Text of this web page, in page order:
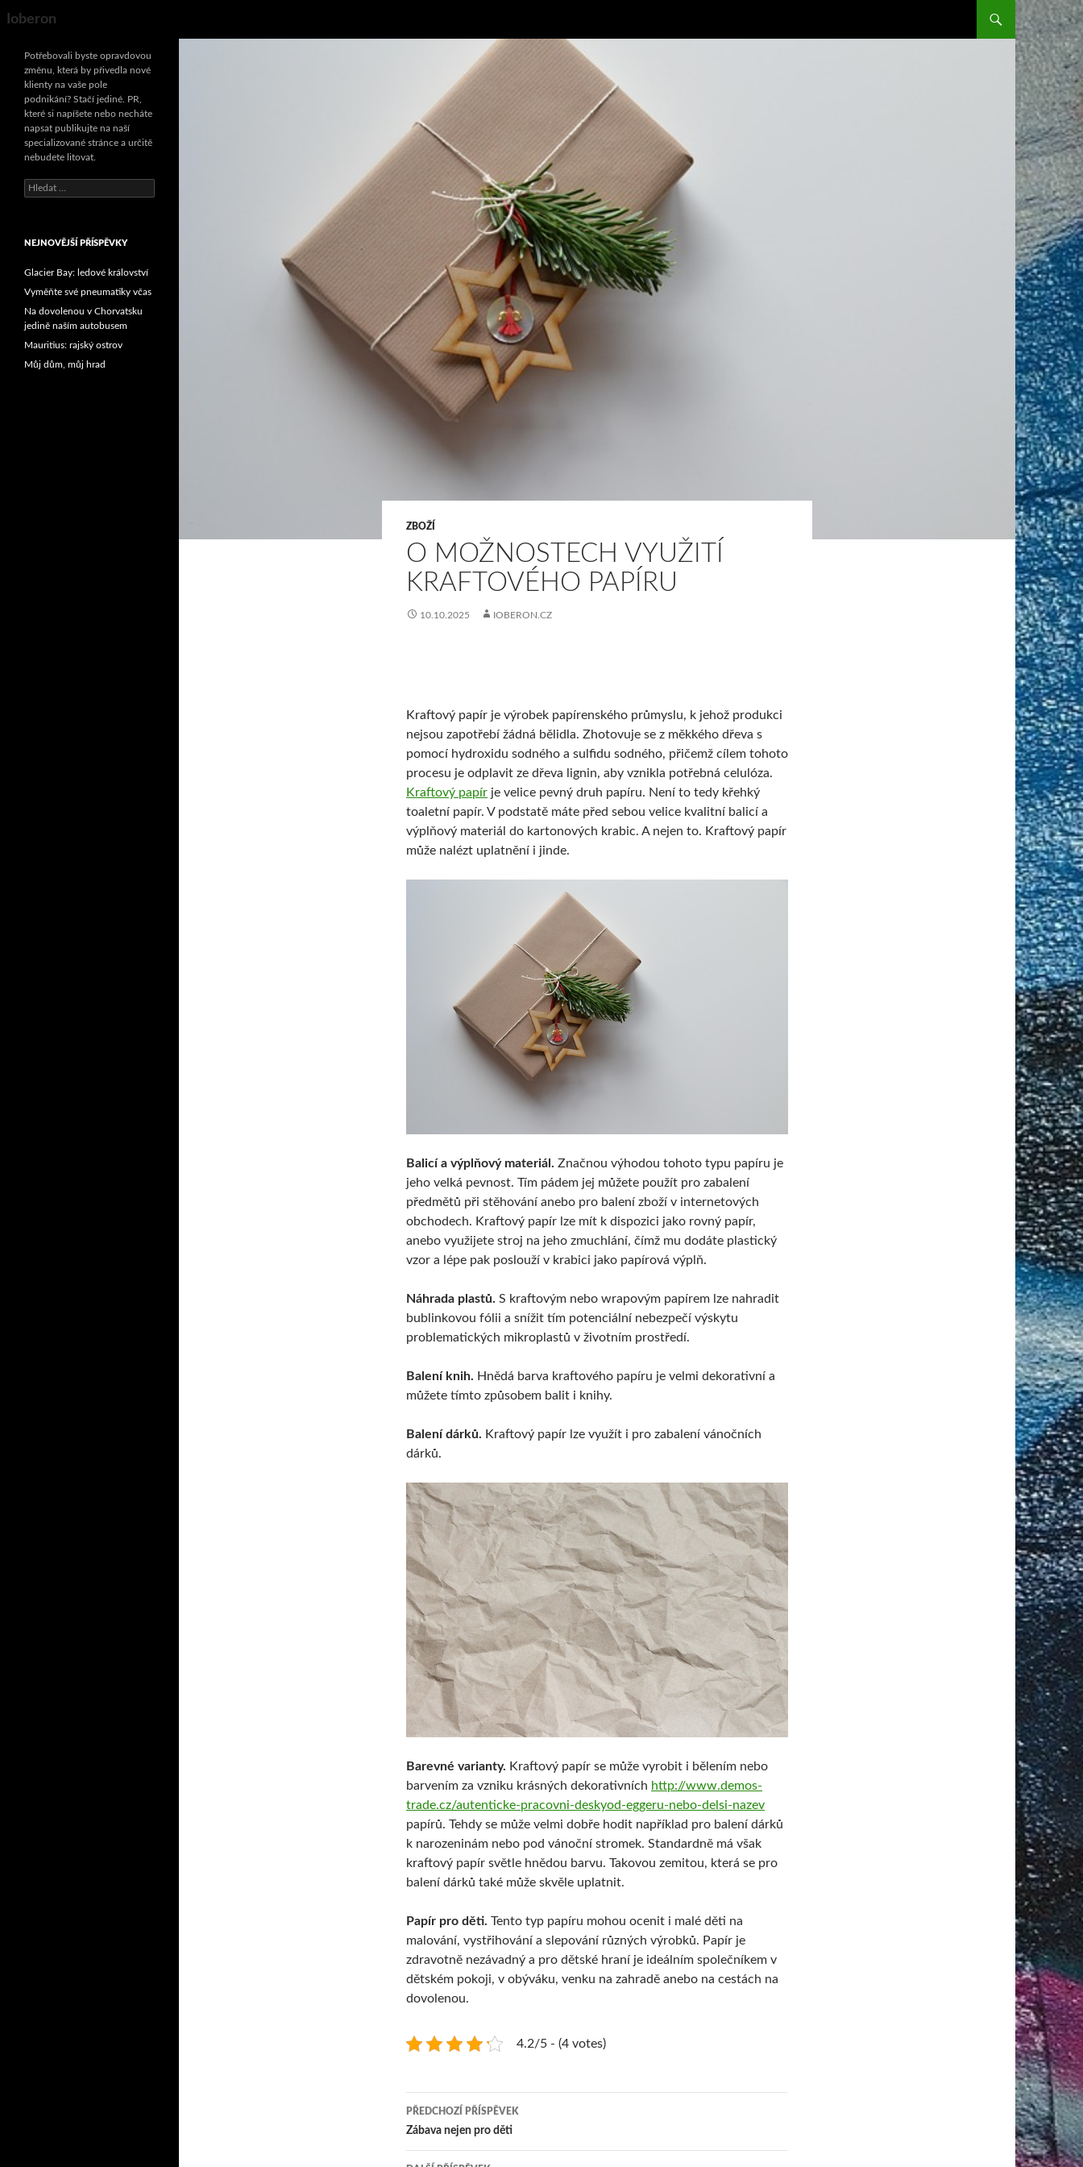
Ioberon
SKIP TO CONTENT
ZBOŽÍ
O MOŽNOSTECH VYUŽITÍ
KRAFTOVÉHO PAPÍRU
10.10.2025 IOBERON.CZ
Kraftový papír je výrobek papírenského průmyslu, k jehož produkci
nejsou zapotřebí žádná bělidla. Zhotovuje se z měkkého dřeva s
pomocí hydroxidu sodného a sulfidu sodného, přičemž cílem tohoto
procesu je odplavit ze dřeva lignin, aby vznikla potřebná celulóza.
Kraftový papír je velice pevný druh papíru. Není to tedy křehký
toaletní papír. V podstatě máte před sebou velice kvalitní balicí a
výplňový materiál do kartonových krabic. A nejen to. Kraftový papír
může nalézt uplatnění i jinde.
Balicí a výplňový materiál. Značnou výhodou tohoto typu papíru je
jeho velká pevnost. Tím pádem jej můžete použít pro zabalení
předmětů při stěhování anebo pro balení zboží v internetových
obchodech. Kraftový papír lze mít k dispozici jako rovný papír,
anebo využijete stroj na jeho zmuchlání, čímž mu dodáte plastický
vzor a lépe pak poslouží v krabici jako papírová výplň.
Náhrada plastů. S kraftovým nebo wrapovým papírem lze nahradit
bublinkovou fólii a snížit tím potenciální nebezpečí výskytu
problematických mikroplastů v životním prostředí.
Balení knih. Hnědá barva kraftového papíru je velmi dekorativní a
můžete tímto způsobem balit i knihy.
Balení dárků. Kraftový papír lze využít i pro zabalení vánočních
dárků.
Barevné varianty. Kraftový papír se může vyrobit i bělením nebo
barvením za vzniku krásných dekorativních http://www.demos-
trade.cz/autenticke-pracovni-deskyod-eggeru-nebo-delsi-nazev
papírů. Tehdy se může velmi dobře hodit například pro balení dárků
k narozeninám nebo pod vánoční stromek. Standardně má však
kraftový papír světle hnědou barvu. Takovou zemitou, která se pro
balení dárků také může skvěle uplatnit.
Papír pro děti. Tento typ papíru mohou ocenit i malé děti na
malování, vystřihování a slepování různých výrobků. Papír je
zdravotně nezávadný a pro dětské hraní je ideálním společníkem v
dětském pokoji, v obýváku, venku na zahradě anebo na cestách na
dovolenou.
4.2/5 - (4 votes)
Navigace
pro
příspěvky
PŘEDCHOZÍ PŘÍSPĚVEK
Zábava nejen pro děti
Potřebovali byste opravdovou
změnu, která by přivedla nové
klienty na vaše pole
podnikání? Stačí jediné. PR,
které si napíšete nebo necháte
napsat publikujte na naší
specializované stránce a určitě
nebudete litovat.
Vyhledávání
NEJNOVĚJŠÍ PŘÍSPĚVKY
Glacier Bay: ledové království
Vyměňte své pneumatiky včas
Na dovolenou v Chorvatsku
jedině naším autobusem
Mauritius: rajský ostrov
Můj dům, můj hrad